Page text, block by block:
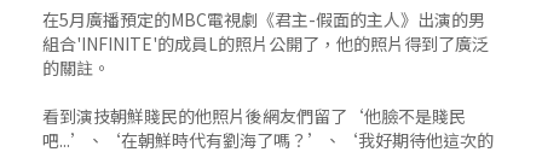
在5月廣播預定的MBC電視劇《君主-假面的主人》出演的男
組合'INFINITE'的成員L的照片公開了，他的照片得到了廣泛
的關註。
看到演技朝鮮賤民的他照片後網友們留了‘他臉不是賤民
吧...’、‘在朝鮮時代有劉海了嗎？’、‘我好期待他這次的